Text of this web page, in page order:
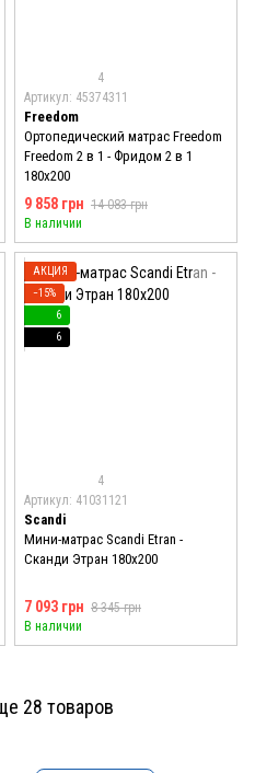
4
Артикул: 45374311
Freedom
Ортопедический матрас Freedom
Freedom 2 в 1 - Фридом 2 в 1
180x200
9 858 грн 14 083 грн
В наличии
АКЦИЯ
−15%
6
6
4
Артикул: 41031121
Scandi
Мини-матрас Scandi Etran -
Сканди Этран 180x200
7 093 грн 8 345 грн
В наличии
28 товаров